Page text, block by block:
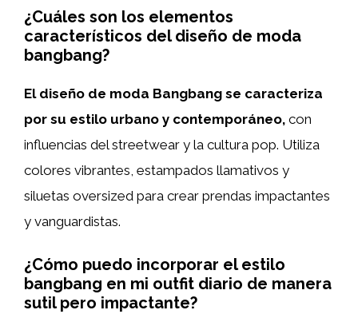
¿Cuáles son los elementos
característicos del diseño de moda
bangbang?
El diseño de moda Bangbang se caracteriza
por su estilo urbano y contemporáneo, con
influencias del streetwear y la cultura pop. Utiliza
colores vibrantes, estampados llamativos y
siluetas oversized para crear prendas impactantes
y vanguardistas.
¿Cómo puedo incorporar el estilo
bangbang en mi outfit diario de manera
sutil pero impactante?